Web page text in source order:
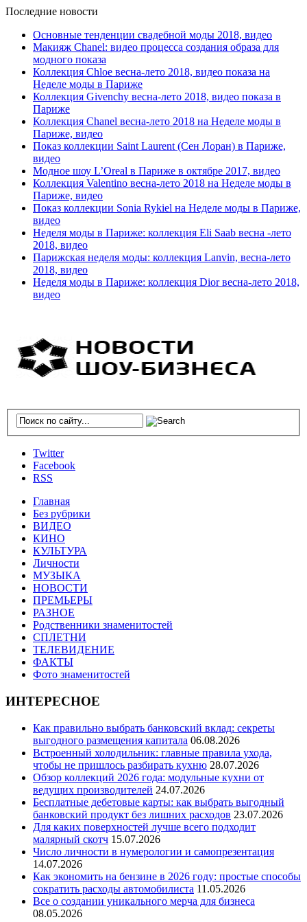
Последние новости
Основные тенденции свадебной моды 2018, видео
Макияж Chanel: видео процесса создания образа для
модного показа
Коллекция Chloe весна-лето 2018, видео показа на
Неделе моды в Париже
Коллекция Givenchy весна-лето 2018, видео показа в
Париже
Коллекция Chanel весна-лето 2018 на Неделе моды в
Париже, видео
Показ коллекции Saint Laurent (Сен Лоран) в Париже,
видео
Модное шоу L’Oreal в Париже в октябре 2017, видео
Коллекция Valentino весна-лето 2018 на Неделе моды в
Париже, видео
Показ коллекции Sonia Rykiel на Неделе моды в Париже,
видео
Неделя моды в Париже: коллекция Eli Saab весна -лето
2018, видео
Парижская неделя моды: коллекция Lanvin, весна-лето
2018, видео
Неделя моды в Париже: коллекция Dior весна-лето 2018,
видео
Twitter
Facebook
RSS
Главная
Без рубрики
ВИДЕО
КИНО
КУЛЬТУРА
Личности
МУЗЫКА
НОВОСТИ
ПРЕМЬЕРЫ
РАЗНОЕ
Родственники знаменитостей
СПЛЕТНИ
ТЕЛЕВИДЕНИЕ
ФАКТЫ
Фото знаменитостей
ИНТЕРЕСНОЕ
Как правильно выбрать банковский вклад: секреты
выгодного размещения капитала 06.08.2026
Встроенный холодильник: главные правила ухода,
чтобы не пришлось разбирать кухню 28.07.2026
Обзор коллекций 2026 года: модульные кухни от
ведущих производителей 24.07.2026
Бесплатные дебетовые карты: как выбрать выгодный
банковский продукт без лишних расходов 23.07.2026
Для каких поверхностей лучше всего подходит
малярный скотч 15.07.2026
Число личности в нумерологии и самопрезентация
14.07.2026
Как экономить на бензине в 2026 году: простые способы
сократить расходы автомобилиста 11.05.2026
Все о создании уникального мерча для бизнеса
08.05.2026